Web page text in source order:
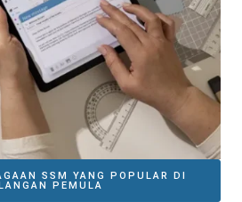
SSM YANG POPULAR DI
PEMULA